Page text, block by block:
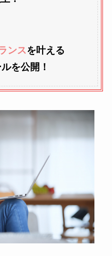
ンスを叶える
を公開！